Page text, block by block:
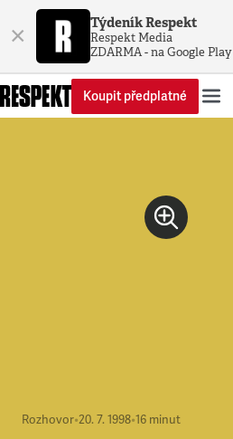
× Týdeník Respekt
Respekt Media
ZDARMA - na Google Play
Koupit předplatné
Rozhovor•20. 7. 1998•16 minut